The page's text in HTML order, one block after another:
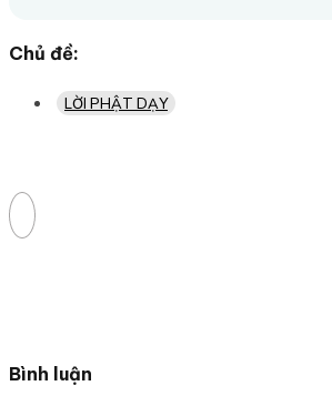
Chủ đề:
LỜI PHẬT DẠY
Bình luận